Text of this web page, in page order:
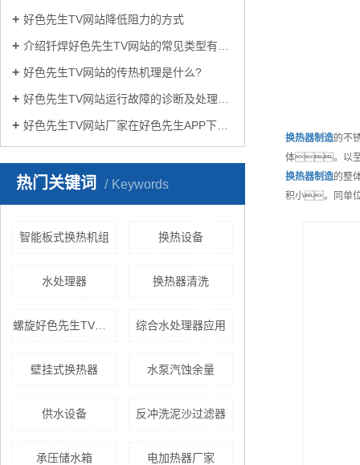
好色先生TV网站降低阻力的方式
介绍钎焊好色先生TV网站的常见类型有哪些
好色先生TV网站的传热机理是什么?
好色先生TV网站运行故障的诊断及处理方法
好色先生TV网站厂家在好色先生APP下载苹果手机安装生活中有哪些作用？
热门关键词 Keywords
智能板式换热机组 换热设备
水处理器 换热器清洗
综合水处理器应用
壁挂式换热器 水泵汽蚀余量
供水设备 反冲洗泥沙过滤器
承压储水箱 电加热器厂家
换热器制造的不
体。以至
换热器制造的整
积小。同单